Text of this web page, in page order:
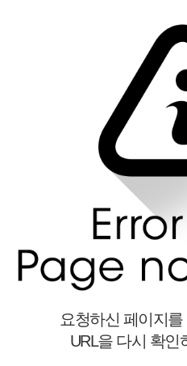
요청하신 페이지
URL을 다시 확인